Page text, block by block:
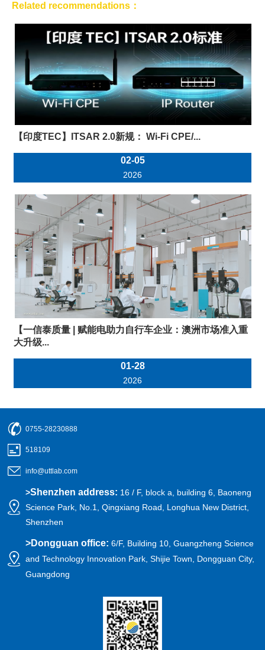
Related recommendations：
【印度TEC】ITSAR 2.0新规： Wi-Fi CPE/...
02-05
2026
【一信泰质量 | 赋能电助力自行车企业：澳洲市场准入重
大升级...
01-28
2026
0755-28230888
518109
info@uttlab.com
>Shenzhen address: 16 / F, block a, building 6, Baoneng
Science Park, No.1, Qingxiang Road, Longhua New District,
Shenzhen
>Dongguan office:6/F, Building 10, Guangzheng Science
and Technology Innovation Park, Shijie Town, Dongguan City,
Guangdong